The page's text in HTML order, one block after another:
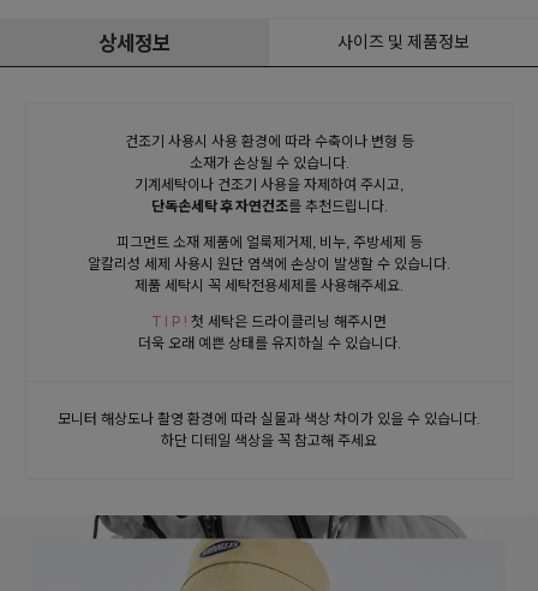
상세정보 사이즈 및 제품정보
건조기 사용시 사용 환경에 따라 수축이나 변형 등
소재가 손상될 수 있습니다.
기계세탁이나 건조기 사용을 자제하여 주시고,
단독손세탁 후 자연건조를 추천드립니다.
피그먼트 소재 제품에 얼룩제거제, 비누, 주방세제 등
알칼리성 세제 사용시 원단 염색에 손상이 발생할 수 있습니다.
제품 세탁시 꼭 세탁전용세제를 사용해주세요.
T I P ! 첫 세탁은 드라이클리닝 해주시면
더욱 오래 예쁜 상태를 유지하실 수 있습니다.
모니터 해상도나 촬영 환경에 따라 실물과 색상 차이가 있을 수 있습니다.
하단 디테일 색상을 꼭 참고해 주세요